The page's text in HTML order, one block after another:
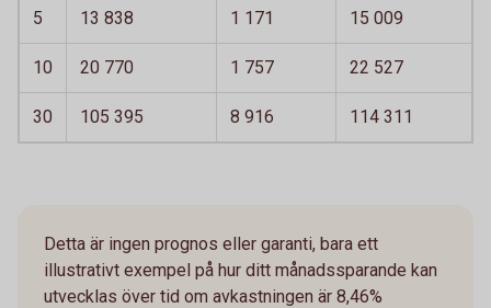
5 13 838 1 171 15 009
10 20 770 1 757 22 527
30 105 395 8 916 114 311
Detta är ingen prognos eller garanti, bara ett
illustrativt exempel på hur ditt månadssparande kan
utvecklas över tid om avkastningen är 8,46%